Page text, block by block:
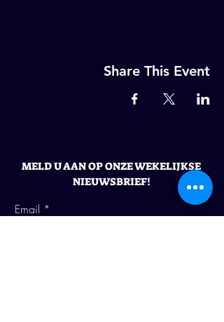
Share This Event
MELD U AAN OP ONZE WEKELIJKSE
NIEUWSBRIEF!
Email